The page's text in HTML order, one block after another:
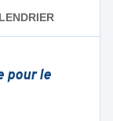
pour le